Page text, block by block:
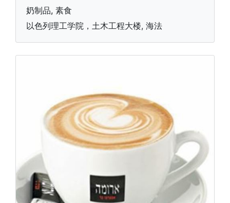
奶制品, 素食
以色列理工学院，土木工程大楼, 海法